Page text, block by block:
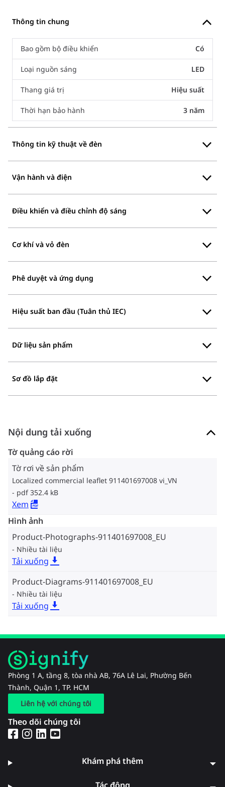
Thông tin chung
Bao gồm bộ điều khiển Có
Loại nguồn sáng LED
Thang giá trị Hiệu suất
Thời hạn bảo hành 3 năm
Thông tin kỹ thuật về đèn
Vận hành và điện
Điều khiển và điều chỉnh độ sáng
Cơ khí và vỏ đèn
Phê duyệt và ứng dụng
Hiệu suất ban đầu (Tuân thủ IEC)
Dữ liệu sản phẩm
Sơ đồ lắp đặt
Nội dung tải xuống
Tờ quảng cáo rời
Tờ rơi về sản phẩm
Localized commercial leaflet 911401697008 vi_VN
pdf 352.4 kB
Xem
Hình ảnh
Product-Photographs-911401697008_EU
Nhiều tài liệu
Tải xuống
Product-Diagrams-911401697008_EU
Nhiều tài liệu
Tải xuống
Phòng 1 A, tầng 8, tòa nhà AB, 76A Lê Lai, Phường Bến
Thành, Quận 1, TP. HCM
Liên hệ với chúng tôi
Theo dõi chúng tôi
Khám phá thêm